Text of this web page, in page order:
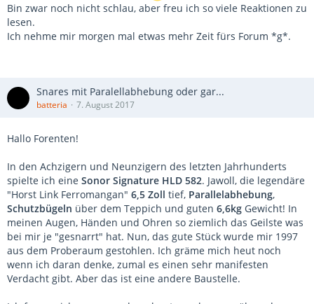
Bin zwar noch nicht schlau, aber freu ich so viele Reaktionen zu
lesen.
Ich nehme mir morgen mal etwas mehr Zeit fürs Forum *g*.
Snares mit Paralellabhebung oder gar...
batteria 7. August 2017
Hallo Forenten!
In den Achzigern und Neunzigern des letzten Jahrhunderts
spielte ich eine Sonor Signature HLD 582. Jawoll, die legendäre
"Horst Link Ferromangan" 6,5 Zoll tief, Parallelabhebung,
Schutzbügeln über dem Teppich und guten 6,6kg Gewicht! In
meinen Augen, Händen und Ohren so ziemlich das Geilste was
bei mir je "gesnarrt" hat. Nun, das gute Stück wurde mir 1997
aus dem Proberaum gestohlen. Ich gräme mich heut noch
wenn ich daran denke, zumal es einen sehr manifesten
Verdacht gibt. Aber das ist eine andere Baustelle.